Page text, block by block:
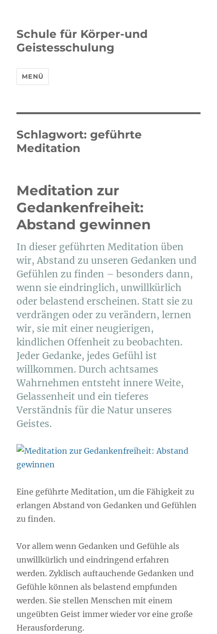
Schule für Körper-und
Geistesschulung
MENÜ
Schlagwort:geführte
Meditation
Meditation zur
Gedankenfreiheit:
Abstand gewinnen
In dieser geführten Meditation üben
wir, Abstand zu unseren Gedanken und
Gefühlen zu finden – besonders dann,
wenn sie eindringlich, unwillkürlich
oder belastend erscheinen. Statt sie zu
verdrängen oder zu verändern, lernen
wir, sie mit einer neugierigen,
kindlichen Offenheit zu beobachten.
Jeder Gedanke, jedes Gefühl ist
willkommen. Durch achtsames
Wahrnehmen entsteht innere Weite,
Gelassenheit und ein tieferes
Verständnis für die Natur unseres
Geistes.
Eine geführte Meditation, um die Fähigkeit zu
erlangen Abstand von Gedanken und Gefühlen
zu finden.
Vor allem wenn Gedanken und Gefühle als
unwillkürlich und eindringend erfahren
werden. Zyklisch auftauchende Gedanken und
Gefühle können als belastend empfunden
werden. Sie stellen Menschen mit einem
ungeübten Geist immer wieder vor eine große
Herausforderung.